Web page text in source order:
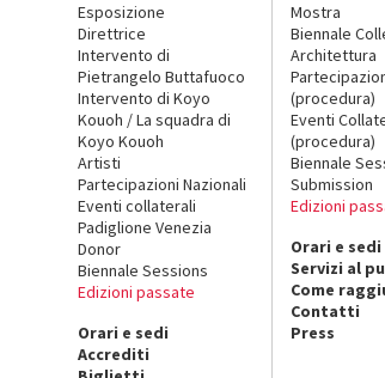
Esposizione
Direttrice
Intervento di
Pietrangelo Buttafuoco
Intervento di Koyo
Kouoh / La squadra di
Koyo Kouoh
Artisti
Partecipazioni Nazionali
Eventi collaterali
Padiglione Venezia
Donor
Biennale Sessions
Edizioni passate
Orari e sedi
Accrediti
Mostra
Biennale
Architettura
(procedura)
Eventi
(procedura)
Biennale
Submission
Edizioni
Orari e sedi
Servizi al
Come
Contatti
Press